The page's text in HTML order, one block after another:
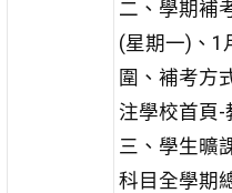
二、學期補
(星期一)、1
圍、補考方
注學校首頁-
三、學生曠
科目全學期